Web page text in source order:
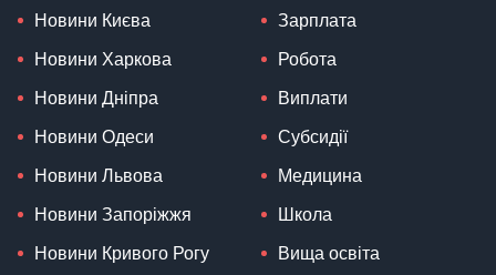
Новини Києва
Новини Харкова
Новини Дніпра
Новини Одеси
Новини Львова
Новини Запоріжжя
Новини Кривого Рогу
Зарплата
Робота
Виплати
Субсидії
Медицина
Школа
Вища освіта